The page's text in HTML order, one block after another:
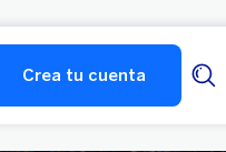
Crea tu cuenta